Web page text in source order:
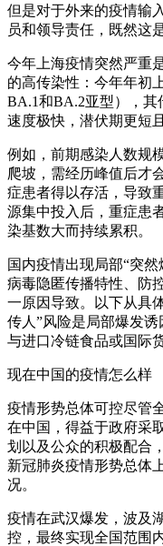
但是对于外来的疫情输
员和领导责任，既然这
今年上海疫情突然严重
的高传染性：今年年初
BA.1和BA.2亚型），其
速度极快，潜伏期更短
例如，前期感染人数规
爬坡，需经历峰值后才
症患者得以存活，导致
源集中投入后，重症患
染基数大而持续累积。
国内疫情出现局部“突然
病毒隐匿传播特性、防
一原因导致。以下从具
传人”风险是局部爆发
与进口冷链食品或国际
现在中国的疫情怎么样
疫情形势总体可控尽管
在中国，得益于政府采
划以及公众的积极配合
新冠肺炎疫情形势总体
况。
疫情在武汉爆发，波及
控，最终实现全国范围